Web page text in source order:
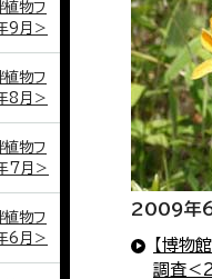
2009年6
【博物
調査
植物フ
9月＞
植物フ
8月＞
植物フ
7月＞
植物フ
6月＞